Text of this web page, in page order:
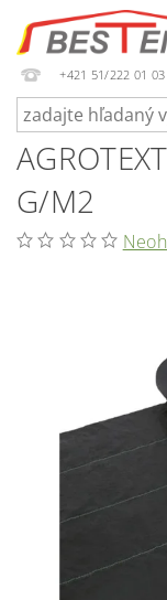
+421 51/222 01 03
G/M2